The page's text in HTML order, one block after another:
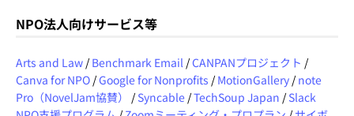
NPO法人向けサービス等
Arts and Law / Benchmark Email /CANPANプロジェクト /
Canva for NPO /Google for Nonprofits / MotionGallery / note
Pro（NovelJam協賛）
/ Syncable /TechSoup Japan / Slack